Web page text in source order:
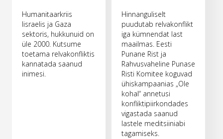
Humanitaarkriis
Iisraelis ja Gaza
sektoris, hukkunuid on
üle 2000. Kutsume
toetama relvakonfliktis
kannatada saanud
inimesi.
Hinnanguliselt
puudutab relvakonflikt
iga kümnendat last
maailmas. Eesti
Punane Rist ja
Rahvusvaheline Punase
Risti Komitee koguvad
ühiskampaanias „Ole
kohal“ annetusi
konfliktipiirkondades
vigastada saanud
lastele meditsiiniabi
tagamiseks.